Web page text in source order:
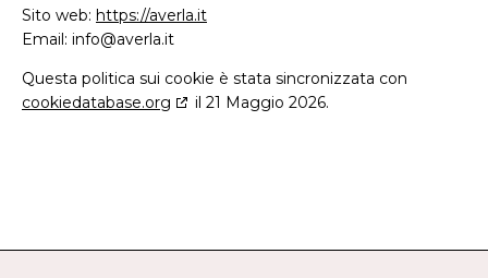
Sito web: https://averla.it
Email: info@averla.it
Questa politica sui cookie è stata sincronizzata con
cookiedatabase.org
il 21 Maggio 2026.